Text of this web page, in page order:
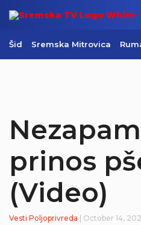
Šid Sremska Mitrovica
prinos
(Video)
Vesti Poljoprivreda | October 14,